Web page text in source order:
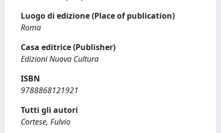
Luogo di edizione (Place of publication)
Roma
Casa editrice (Publisher)
Edizioni Nuova Cultura
ISBN
9788868121921
Tutti gli autori
Cortese, Fulvio